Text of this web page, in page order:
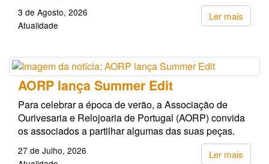
Ler mais
3 de Agosto, 2026
Atualidade
AORP lança Summer Edit
Para celebrar a época de verão, a Associação de
Ourivesaria e Relojoaria de Portugal (AORP) convida
os associados a partilhar algumas das suas peças.
Ler mais
27 de Julho, 2026